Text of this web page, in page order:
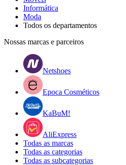
Informática
Moda
Todos os departamentos
Nossas marcas e parceiros
Netshoes
Epoca Cosméticos
KaBuM!
AliExpress
Todas as marcas
Todas as categorias
Todas as subcategorias